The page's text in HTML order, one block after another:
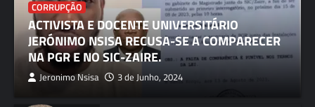
CORRUPÇÃO
ACTIVISTA E DOCENTE UNIVERSITÁRIO
JERÓNIMO NSISA RECUSA-SE A COMPARECER
NA PGR E NO SIC-ZAIRE.
Jeronimo Nsisa 3 de Junho, 2024